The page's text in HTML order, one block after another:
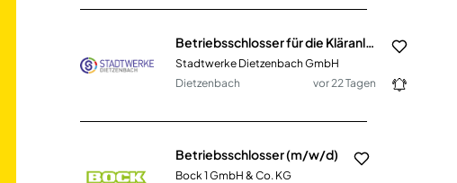
Betriebsschlosser für die Kläranlage (m/w/d)
Stadtwerke Dietzenbach GmbH
Dietzenbach
vor 22 Tagen
Betriebsschlosser (m/w/d)
Bock 1 GmbH & Co. KG